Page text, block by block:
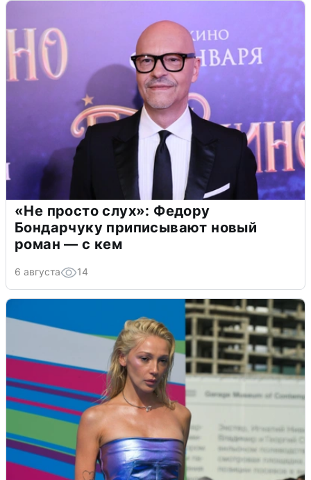
«Не просто слух»: Федору
Бондарчуку приписывают новый
роман — с кем
6 августа 14